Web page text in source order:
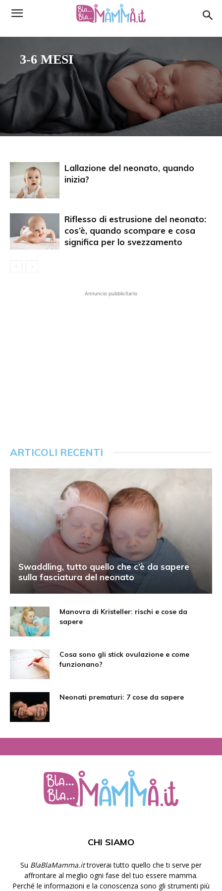
3-6 MESI
Lallazione del neonato, quando
inizia?
Riflesso di estrusione del neonato:
cos’è, quando scompare e cosa
significa per lo svezzamento
Annuncio pubblicitario
ARTICOLI RECENTI
Swaddling, tutto quello che c’è da sapere
sulla fasciatura del neonato
Manovra di Kristeller: rischi e cose da
sapere
Cosa sono gli stick ovulazione e come
funzionano?
Neonati prematuri: 7 cose da sapere
CHI SIAMO
Su BlaBlaMamma.ittroverai tutto quello che ti serve per
affrontare al meglio ogni fase del tuo essere mamma.
Perché le informazioni e la conoscenza sono gli strumenti più